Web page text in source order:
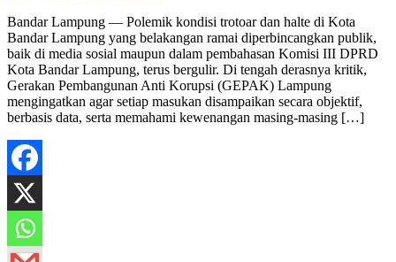
Bandar Lampung — Polemik kondisi trotoar dan halte di Kota
Bandar Lampung yang belakangan ramai diperbincangkan publik,
baik di media sosial maupun dalam pembahasan Komisi III DPRD
Kota Bandar Lampung, terus bergulir. Di tengah derasnya kritik,
Gerakan Pembangunan Anti Korupsi (GEPAK) Lampung
mengingatkan agar setiap masukan disampaikan secara objektif,
berbasis data, serta memahami kewenangan masing-masing […]